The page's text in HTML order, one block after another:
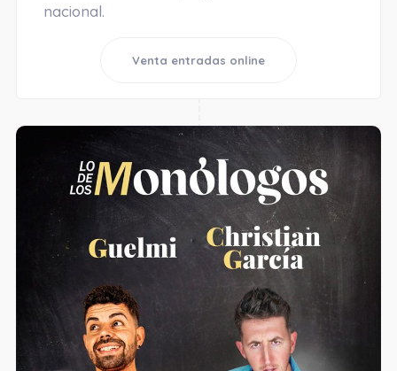
nacional.
Venta entradas online